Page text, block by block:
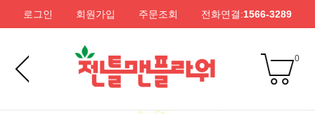
로그인 회원가입 주문조회 전화연결:1566-3289
0